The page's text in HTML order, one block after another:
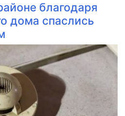
благодаря
дома спаслись